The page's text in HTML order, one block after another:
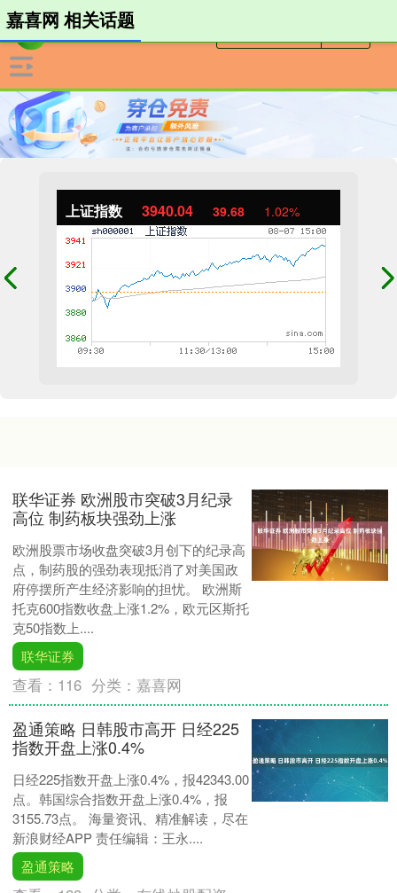
上证指数 3940.04 39.68 1.02%
嘉喜网 相关话题
联华证券 欧洲股市突破3月纪录
高位 制药板块强劲上涨
欧洲股票市场收盘突破3月创下的纪录高
点，制药股的强劲表现抵消了对美国政
府停摆所产生经济影响的担忧。 欧洲斯
托克600指数收盘上涨1.2%，欧元区斯托
克50指数上....
联华证券
查看： 116 分类：嘉喜网
盈通策略 日韩股市高开 日经225
指数开盘上涨0.4%
日经225指数开盘上涨0.4%，报42343.00
点。韩国综合指数开盘上涨0.4%，报
3155.73点。 海量资讯、精准解读，尽在
新浪财经APP 责任编辑：王永....
盈通策略